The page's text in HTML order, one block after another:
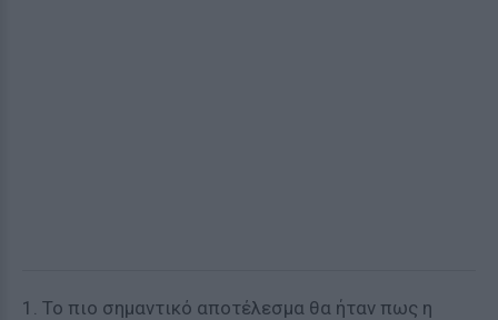
1. Το πιο σημαντικό αποτέλεσμα θα ήταν πως η